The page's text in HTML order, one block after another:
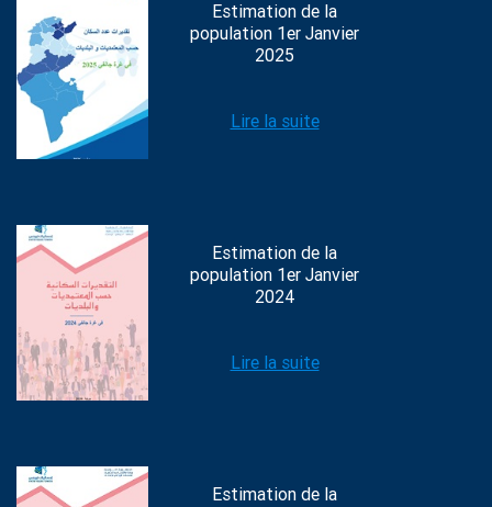
Estimation de la
population 1er Janvier
2025
Lire la suite
Estimation de la
population 1er Janvier
2024
Lire la suite
Estimation de la